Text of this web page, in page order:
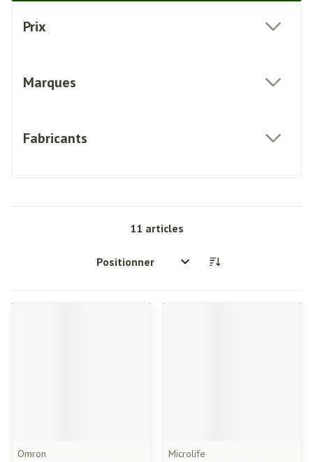
Prix
Marques
Fabricants
11 articles
Trier par:
Omron
Microlife